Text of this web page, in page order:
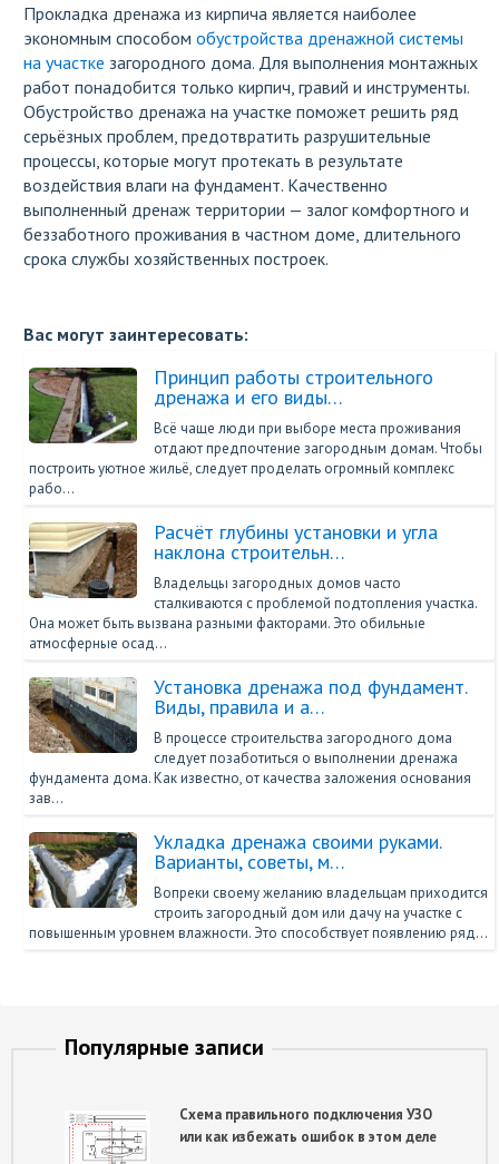
Прокладка дренажа из кирпича является наиболее
экономным способом обустройства дренажной системы
на участке загородного дома. Для выполнения монтажных
работ понадобится только кирпич, гравий и инструменты.
Обустройство дренажа на участке поможет решить ряд
серьёзных проблем, предотвратить разрушительные
процессы, которые могут протекать в результате
воздействия влаги на фундамент. Качественно
выполненный дренаж территории — залог комфортного и
беззаботного проживания в частном доме, длительного
срока службы хозяйственных построек.
Вас могут заинтересовать:
Принцип работы строительного
дренажа и его виды…
Всё чаще люди при выборе места проживания
отдают предпочтение загородным домам. Чтобы
построить уютное жильё, следует проделать огромный комплекс
рабо…
Расчёт глубины установки и угла
наклона строительн…
Владельцы загородных домов часто
сталкиваются с проблемой подтопления участка.
Она может быть вызвана разными факторами. Это обильные
атмосферные осад…
Установка дренажа под фундамент.
Виды, правила и а…
В процессе строительства загородного дома
следует позаботиться о выполнении дренажа
фундамента дома. Как известно, от качества заложения основания
зав…
Укладка дренажа своими руками.
Варианты, советы, м…
Вопреки своему желанию владельцам приходится
строить загородный дом или дачу на участке с
повышенным уровнем влажности. Это способствует появлению ряд…
Популярные записи
Схема правильного подключения УЗО
или как избежать ошибок в этом деле